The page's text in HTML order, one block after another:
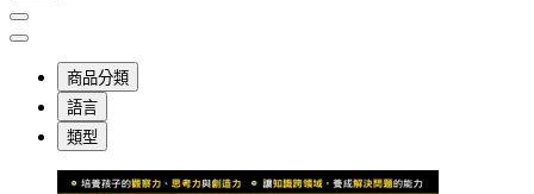
商品分類
語言
類型